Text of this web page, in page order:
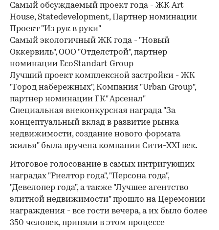
Самый обсуждаемый проект года - ЖК Art
House, Statedevelopment, Партнер номинации
Проект "Из рук в руки"
Самый экологичный ЖК года - "Новый
Оккервиль", ООО "Отделстрой", партнер
номинации EcoStandart Group
Лучший проект комплексной застройки - ЖК
"Город набережных", Компания "Urban Group",
партнер номинации ГК" Арсенал"
Специальная внеконкурсная награда "За
концептуальный вклад в развитие рынка
недвижимости, создание нового формата
жилья" была вручена компании Сити-XXI век.
Итоговое голосование в самых интригующих
наградах "Риелтор года", "Персона года",
"Девелопер года", а также "Лучшее агентство
элитной недвижимости" прошло на Церемонии
награждения - все гости вечера, а их было более
350 человек, приняли в этом процессе